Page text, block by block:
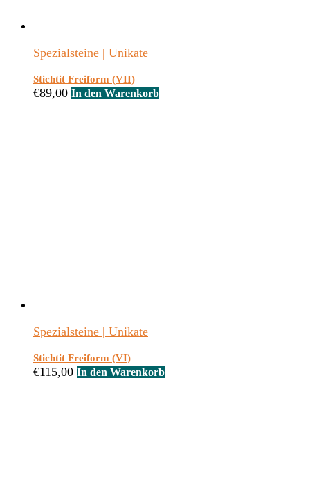
Spezialsteine | Unikate
Stichtit Freiform (VII)
€89,00 In den Warenkorb
Spezialsteine | Unikate
Stichtit Freiform (VI)
€115,00 In den Warenkorb